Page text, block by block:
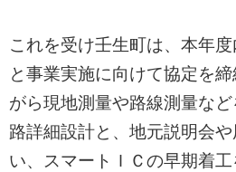
これを受け壬生町は、本年
と事業実施に向けて協定を
がら現地測量や路線測量な
路詳細設計と、地元説明会
い、スマートＩＣの早期着工